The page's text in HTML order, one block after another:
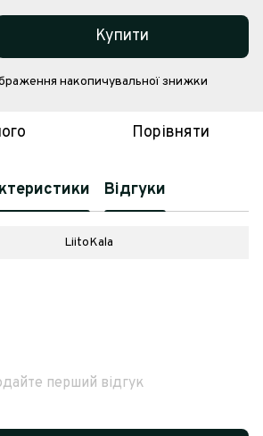
Купити
накопичувальної знижки
Порівняти
Відгуки
LiitoKala
перший відгук